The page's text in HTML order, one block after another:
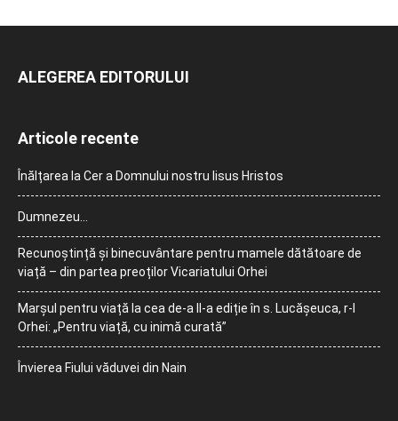
ALEGEREA EDITORULUI
Articole recente
Înălțarea la Cer a Domnului nostru Iisus Hristos
Dumnezeu…
Recunoștință și binecuvântare pentru mamele dătătoare de
viață – din partea preoților Vicariatului Orhei
Marșul pentru viață la cea de-a II-a ediție în s. Lucășeuca, r-l
Orhei: „Pentru viață, cu inimă curată”
Învierea Fiului văduvei din Nain